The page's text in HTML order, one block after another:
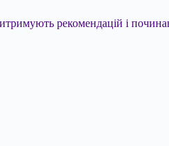
рекомендацій і